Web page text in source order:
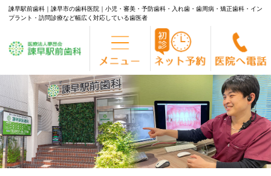
to
content
諫早駅前歯科｜諫早市の歯科医院｜小児・審美・予防歯科・入れ歯・歯周病・矯正歯科・イン
プラント・訪問診療など幅広く対応している歯医者